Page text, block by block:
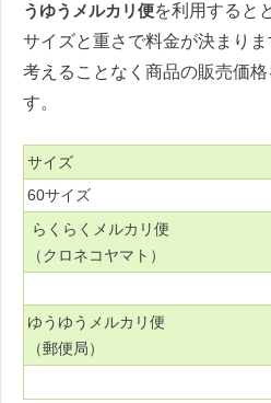
うゆうメルカリ便を利用すると
サイズと重さで料金が決まり
考えることなく商品の販売価
す。
サイズ
60サイズ
らくらくメルカリ便
（クロネコヤマト）
ゆうゆうメルカリ便
（郵便局）